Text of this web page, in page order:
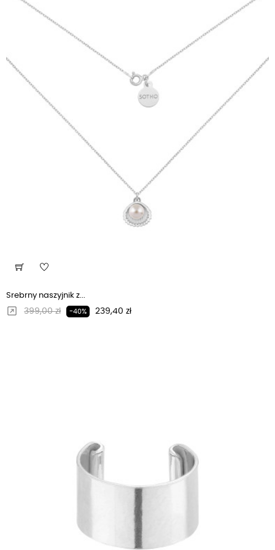
Srebrny naszyjnik z...
Regularna cena
399,00 zł -40% Cena
239,40 zł